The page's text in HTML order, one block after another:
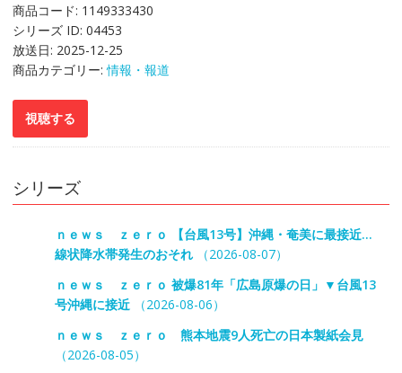
商品コード: 1149333430
シリーズ ID: 04453
放送日: 2025-12-25
商品カテゴリー:情報・報道
シリーズ
ｎｅｗｓ ｚｅｒｏ 【台風13号】沖縄・奄美に最接近…
線状降水帯発生のおそれ（2026-08-07）
ｎｅｗｓ ｚｅｒｏ 被爆81年「広島原爆の日」▼台風13
号沖縄に接近（2026-08-06）
ｎｅｗｓ ｚｅｒｏ 熊本地震9人死亡の日本製紙会見
（2026-08-05）